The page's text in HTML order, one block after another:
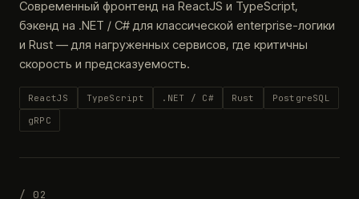
Современный фронтенд на ReactJS и TypeScript,
бэкенд на .NET / C# для классической enterprise-логики
и Rust — для нагруженных сервисов, где критичны
скорость и предсказуемость.
ReactJS TypeScript .NET / C# Rust
PostgreSQL
gRPC
/ 02